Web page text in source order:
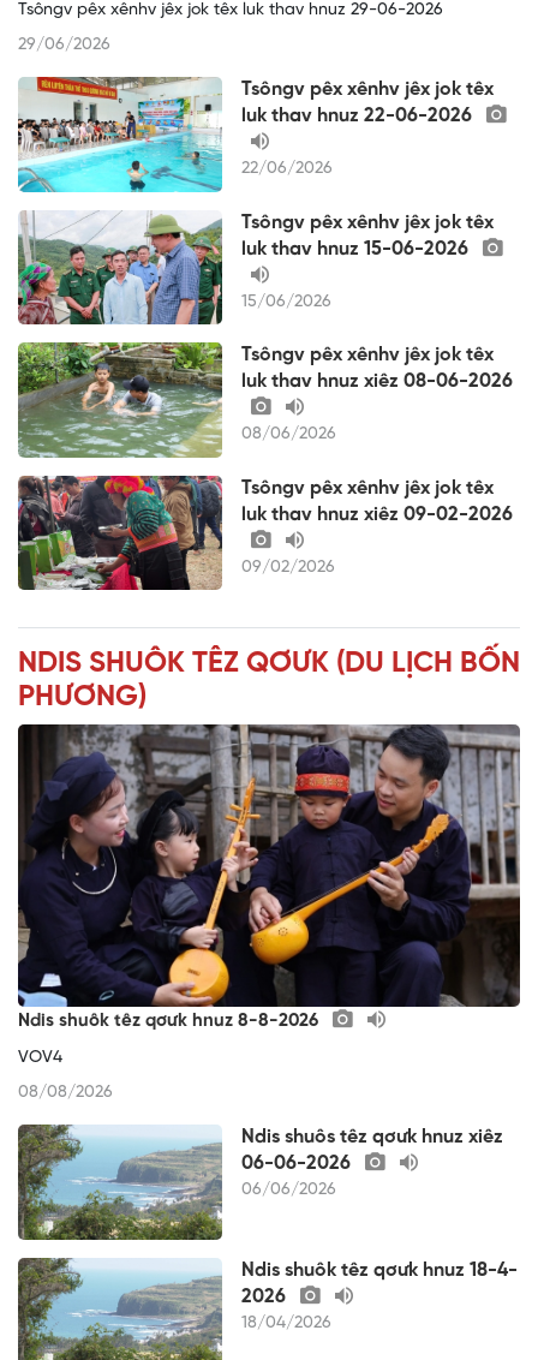
Tsôngv pêx xênhv jêx jok têx luk thav hnuz 29-06-2026
29/06/2026
Tsôngv pêx xênhv jêx jok têx
luk thav hnuz 22-06-2026
22/06/2026
Tsôngv pêx xênhv jêx jok têx
luk thav hnuz 15-06-2026
15/06/2026
Tsôngv pêx xênhv jêx jok têx
luk thav hnuz xiêz 08-06-2026
08/06/2026
Tsôngv pêx xênhv jêx jok têx
luk thav hnuz xiêz 09-02-2026
09/02/2026
NDIS SHUÔK TÊZ QƠƯK (DU LỊCH BỐN
PHƯƠNG)
Ndis shuôk têz qơưk hnuz 8-8-2026
VOV4
08/08/2026
Ndis shuôs têz qơưk hnuz xiêz
06-06-2026
06/06/2026
Ndis shuôk têz qơưk hnuz 18-4-
2026
18/04/2026